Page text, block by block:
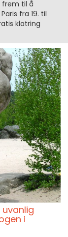
frem til å
fra 19. til
klatring
uvanlig
i